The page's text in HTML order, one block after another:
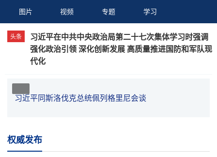
图片
视频 专题 学习
习近平在中共中央政治局第二十七次集体学习时强调
强化政治引领 深化创新发展 高质量推进国防和军队现
代化
习近平同斯洛伐克总统佩列格里尼会谈
权威发布